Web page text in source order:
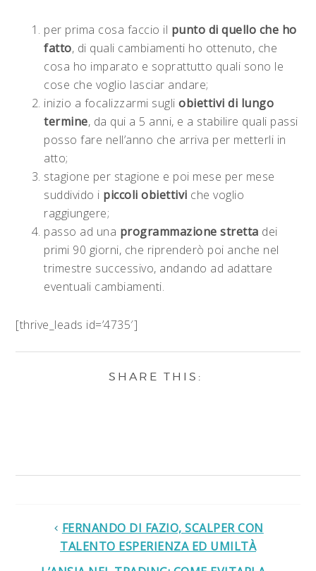
per prima cosa faccio il punto di quello che ho
fatto, di quali cambiamenti ho ottenuto, che
cosa ho imparato e soprattutto quali sono le
cose che voglio lasciar andare;
inizio a focalizzarmi sugliobiettivi di lungo
termine, da qui a 5 anni, e a stabilire quali passi
posso fare nell’anno che arriva per metterli in
atto;
stagione per stagione e poi mese per mese
suddivido i piccoli obiettivi che voglio
raggiungere;
passo ad una programmazione stretta dei
primi 90 giorni, che riprenderò poi anche nel
trimestre successivo, andando ad adattare
eventuali cambiamenti.
[thrive_leads id=’4735′]
FERNANDO DI FAZIO, SCALPER CON
TALENTO ESPERIENZA ED UMILTÀ